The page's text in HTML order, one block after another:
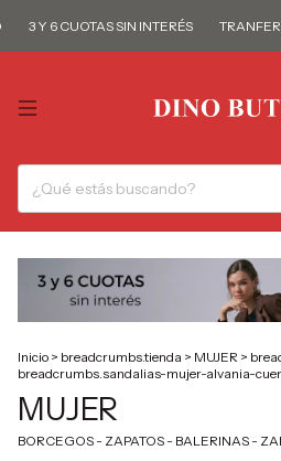
Y 6 CUOTAS SIN INTERÉS
Inicio > breadcrumbs.tienda > MUJER >
breadcrumbs.sandalias-mujer-alvania-
MUJER
BORCEGOS - ZAPATOS - BALERINAS -